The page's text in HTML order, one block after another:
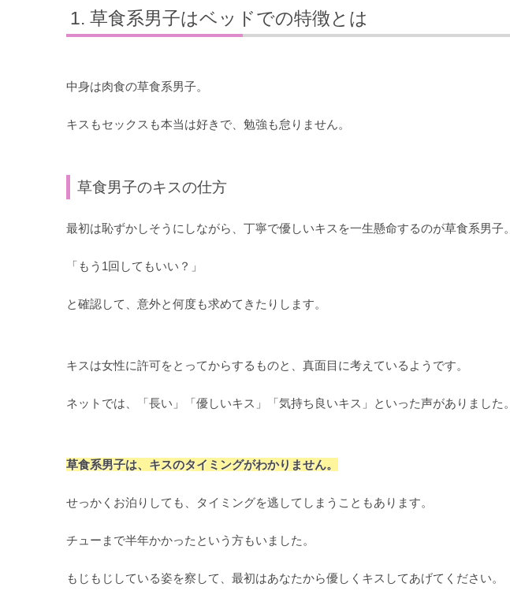
草食系男子はベッドでの特徴とは
中身は肉食の草食系男子。
キスもセックスも本当は好きで、勉強も怠りません。
草食男子のキスの仕方
最初は恥ずかしそうにしながら、丁寧で優しいキスを一生懸命するのが草食系男子。
「もう1回してもいい？」
と確認して、意外と何度も求めてきたりします。
キスは女性に許可をとってからするものと、真面目に考えているようです。
ネットでは、「長い」「優しいキス」「気持ち良いキス」といった声がありました。
草食系男子は、キスのタイミングがわかりません。
せっかくお泊りしても、タイミングを逃してしまうこともあります。
チューまで半年かかったという方もいました。
もじもじしている姿を察して、最初はあなたから優しくキスしてあげてください。